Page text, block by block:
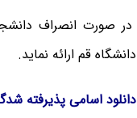
در صورت انصراف
دانشگاه قم ارائه نماید.
دانلود اسامی پذیرفته شدگان